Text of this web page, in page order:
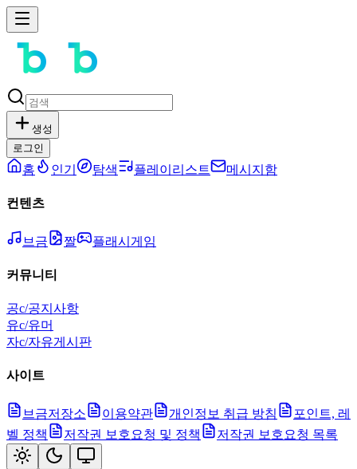
생성
로그인
홈 인기 탐색 플레이리스트 메시지함
컨텐츠
브금 짤 플래시게임
커뮤니티
공c/공지사항
유c/유머
자c/자유게시판
사이트
브금저장소 이용약관 개인정보 취급 방침
포인트, 레
벨 정책
저작권 보호요청 및 정책 저작권 보호요청 목록